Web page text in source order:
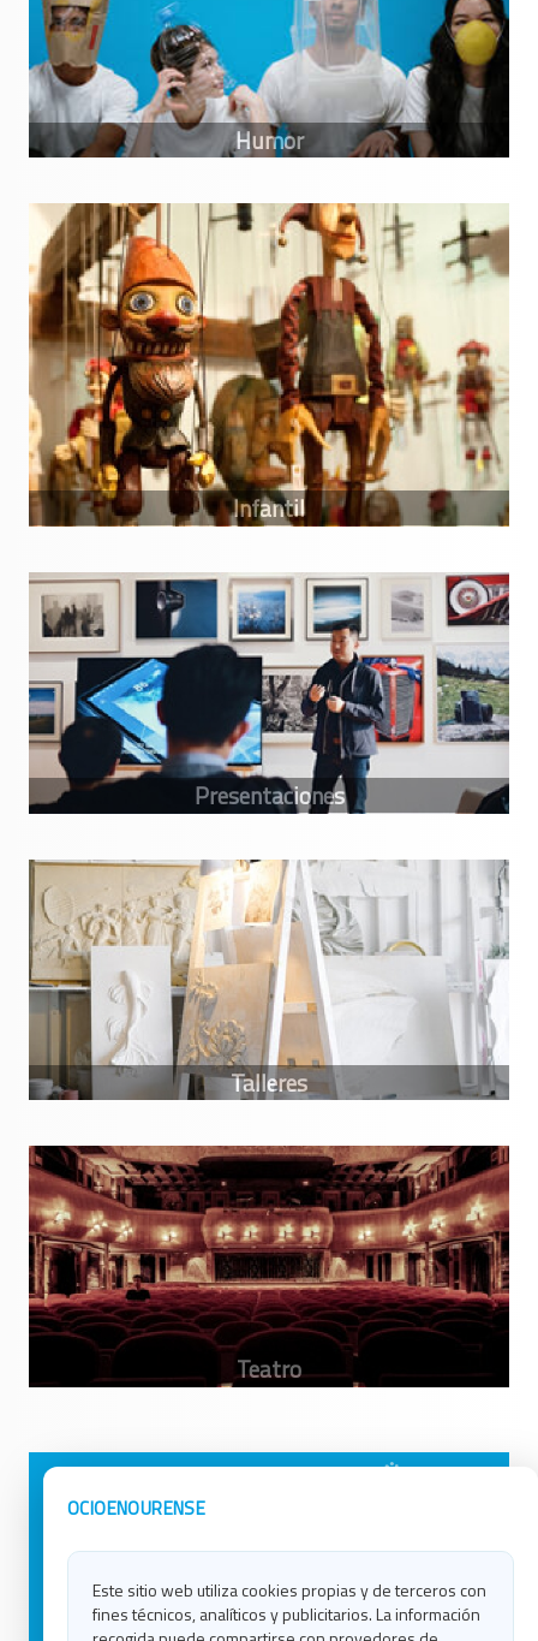
OCIOENOURENSE
Este sitio web utiliza cookies propias y de terceros con
fines técnicos, analíticos y publicitarios. La información
Avisos Legales
Contacto
Política de Cookies
Ocio en Lugo
Ocio en Ourense